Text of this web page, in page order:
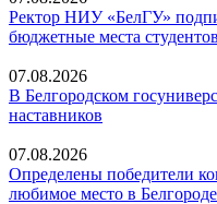
Ректор НИУ «БелГУ»
бюджетные места
07.08.2026
В Белгородском
наставников
07.08.2026
Определены победители
любимое место в